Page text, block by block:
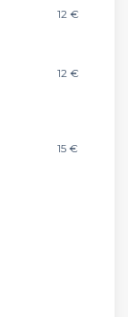
12 €
12 €
15 €